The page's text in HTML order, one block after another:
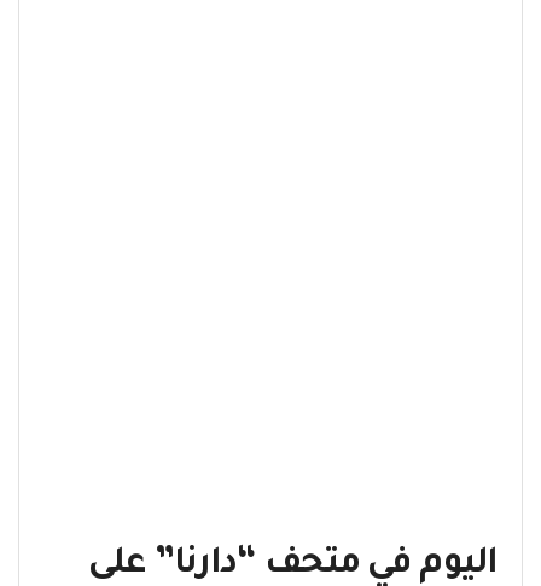
اليوم في متحف “دارنا” على